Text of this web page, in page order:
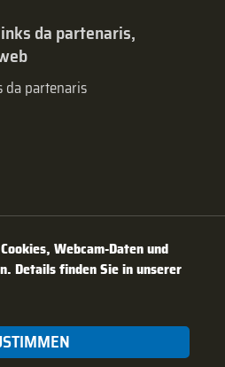
da partenaris,
da partenaris
Webcam-Daten und
Details finden Sie in unserer